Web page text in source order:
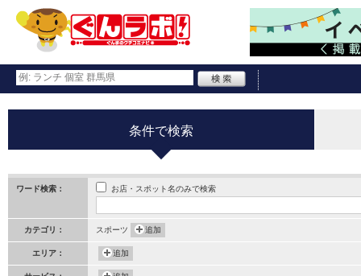
条件で検索
ワード検索： お店・スポット名のみで検索
カテゴリ： スポーツ 追加
エリア： 追加